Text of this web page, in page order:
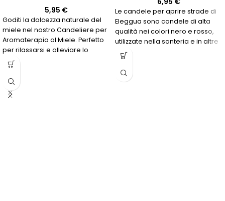
5,95 €
Goditi la dolcezza naturale del
miele nel nostro Candeliere per
Aromaterapia al Miele. Perfetto
per rilassarsi e alleviare lo
stress.
Le candele per aprire strade di
Eleggua sono candele di alta
qualità nei colori nero e rosso,
utilizzate nella santeria e in altre
tradizioni spirituali per
connettersi con l'energia
protettiva e guida dell'orisha